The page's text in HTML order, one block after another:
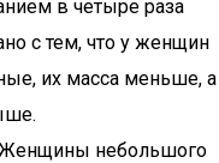
в четыре раза
с тем, что у женщин
их масса меньше, а
Женщины небольшого